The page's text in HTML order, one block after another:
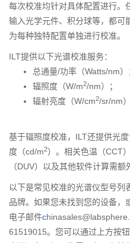
每次校准均针对具体配置进行。
输入光学元件、积分球等，都可
为每种独特配置单独进行校准。
ILT提供以下光谱校准服务：
总通量/功率（Watts/nm）
辐照度（W/m2/nm）；
辐射亮度（W/cm2/sr/nm）
基于辐照度校准，ILT还提供光
度（cd/m2）。相关色温（CCT
（DUV）以及其他软件计算需
以下是常见校准的光谱仪型号
品牌。如果您未找到您的设备，
电子邮件c
61519015。您可以通过上方按钮